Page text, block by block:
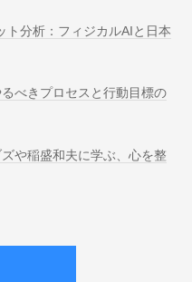
分析：フィジカルAIと日本
べきプロセスと行動目標の
や稲盛和夫に学ぶ、心を整